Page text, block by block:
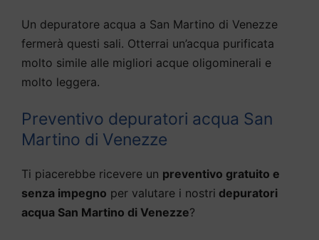
Un depuratore acqua a San Martino di Venezze
fermerà questi sali. Otterrai un’acqua purificata
molto simile alle migliori acque oligominerali e
molto leggera.
Preventivo depuratori acqua San
Martino di Venezze
Ti piacerebbe ricevere un preventivo gratuito e
senza impegno per valutare i nostri depuratori
acqua San Martino di Venezze?